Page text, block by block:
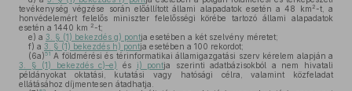
tevékenység végzése során előállított állami alapadatok esetén a 48 km 2-t, a
honvédelemért felelős miniszter felelősségi körébe tartozó állami alapadatok
esetén a 1440 km 2-t;
e) a 3. § (1) bekezdés g) pontja esetében a két szelvény méretet;
f) a 3. § (1) bekezdés h) pontja esetében a 100 rekordot;
(6a)51 A földmérési és térinformatikai államigazgatási szerv kérelem alapján a
3. § (1) bekezdés c)–e)
és i) pontja szerinti adatbázisokból a nem hivatali
példányokat oktatási, kutatási vagy hatósági célra, valamint közfeladat
ellátásához díjmentesen átadhatja.